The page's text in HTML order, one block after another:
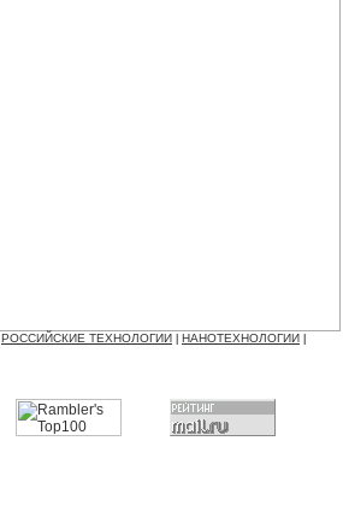
РОССИЙСКИЕ ТЕХНОЛОГИИ НАНОТЕХНОЛОГИИ